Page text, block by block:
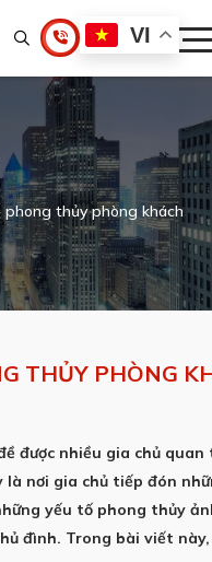
VI
thủy phòng khách
THỦY PHÒNG
được nhiều gia chủ
là nơi gia chủ tiếp đón
yếu tố phong thủy
đình. Trong bài viết